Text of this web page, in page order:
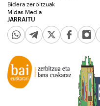
JARRAITU
Bidera zerbitzuak
Midas Media